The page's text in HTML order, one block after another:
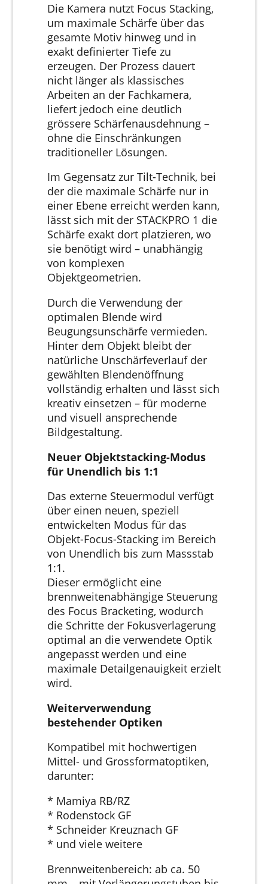
Die Kamera nutzt Focus Stacking,
um maximale Schärfe über das
gesamte Motiv hinweg und in
exakt definierter Tiefe zu
erzeugen. Der Prozess dauert
nicht länger als klassisches
Arbeiten an der Fachkamera,
liefert jedoch eine deutlich
grössere Schärfenausdehnung –
ohne die Einschränkungen
traditioneller Lösungen.
Im Gegensatz zur Tilt-Technik, bei
der die maximale Schärfe nur in
einer Ebene erreicht werden kann,
lässt sich mit der STACKPRO 1 die
Schärfe exakt dort platzieren, wo
sie benötigt wird – unabhängig
von komplexen
Objektgeometrien.
Durch die Verwendung der
optimalen Blende wird
Beugungsunschärfe vermieden.
Hinter dem Objekt bleibt der
natürliche Unschärfeverlauf der
gewählten Blendenöffnung
vollständig erhalten und lässt sich
kreativ einsetzen – für moderne
und visuell ansprechende
Bildgestaltung.
Neuer Objektstacking-Modus
für Unendlich bis 1:1
Das externe Steuermodul verfügt
über einen neuen, speziell
entwickelten Modus für das
Objekt-Focus-Stacking im Bereich
von Unendlich bis zum Massstab
1:1.
Dieser ermöglicht eine
brennweitenabhängige Steuerung
des Focus Bracketing, wodurch
die Schritte der Fokusverlagerung
optimal an die verwendete Optik
angepasst werden und eine
maximale Detailgenauigkeit erzielt
wird.
Weiterverwendung
bestehender Optiken
Kompatibel mit hochwertigen
Mittel- und Grossformatoptiken,
darunter:
* Mamiya RB/RZ
* Rodenstock GF
* Schneider Kreuznach GF
* und viele weitere
Brennweitenbereich: ab ca. 50